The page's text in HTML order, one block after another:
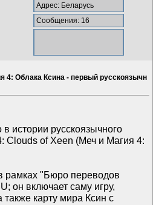
Адрес: Беларусь
Сообщения: 16
Облака Ксина - первый русскоязычн
истории русскоязычного
Clouds of Xeen (Меч и Магия 4:
"Бюро переводов
он включает саму игру,
карту мира Ксин с